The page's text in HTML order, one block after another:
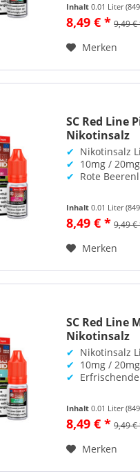
Inhalt0.01 Liter
8,49 € * 9,49
Merken
SC Red Line
Nikotinsalz
✔ Nikotinsalz
✔ 10mg /
✔ Rote
Inhalt0.01 Liter
8,49 € * 9,49
Merken
SC Red Line
Nikotinsalz
✔ Nikotinsalz
✔ 10mg /
✔
Inhalt0.01 Liter
8,49 € * 9,49
Merken